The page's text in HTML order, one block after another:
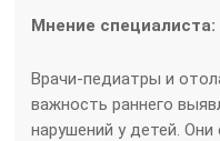
Мнение специалиста:
Врачи-педиатры и
важность раннего
нарушений у детей.